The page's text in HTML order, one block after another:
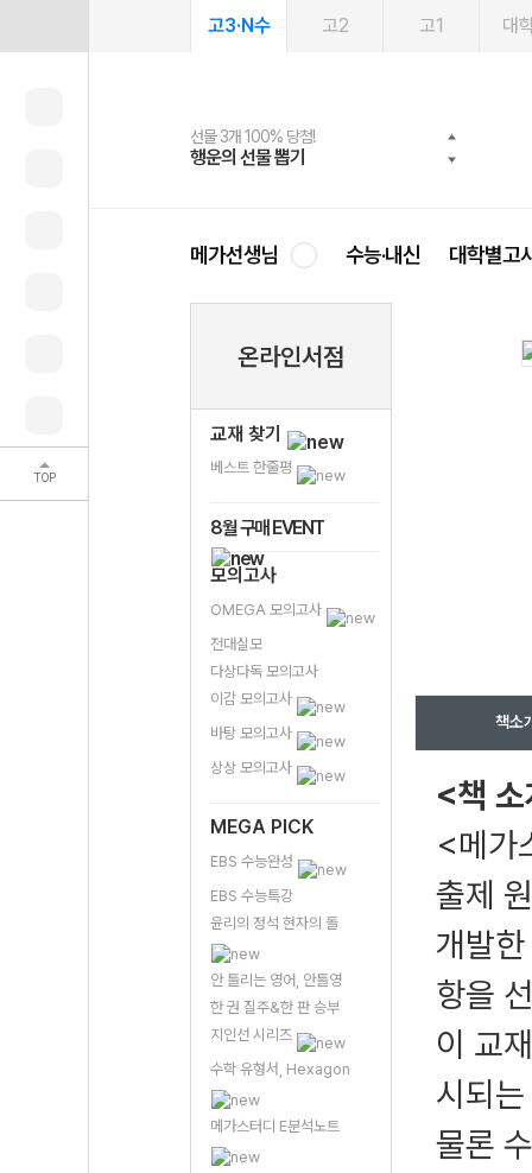
TOP
고3·N수 고2 고1 대
선물 3개 100% 당첨!
행운의 선물 뽑기
선물 100% 증정!
메가스터디 X 올리브
여름방학 스터디 캐시백
메가런 썸머스쿨
2027 러셀 단과
강사 공개선발
스마트러닝앱
설문 EVENT
메가패스
3일 무료 체험권
메가패스 수강생 무료혜택!
메가클럽 멤버십
사회공헌 캠페인
희망이룸 메가나눔
메가선생님 수능·내신 대학별고
온라인서점
교재 찾기
베스트 한줄평
8월 구매 EVENT
모의고사
OMEGA 모의고사
전대실모
다상다독 모의고사
이감 모의고사
바탕 모의고사
상상 모의고사
MEGA PICK
EBS 수능완성
EBS 수능특강
윤리의 정석 현자의 돌
안 틀리는 영어, 안틀영
한 권 질주&한 판 승부
지인선 시리즈
수학 유형서, Hexagon
메가스터디 E분석노트
책소
<책
<메가
출제
개발
항을
이 교
시되
물론